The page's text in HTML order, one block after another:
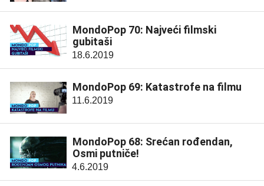
MondoPop 70: Najveći filmski
gubitaši
18.6.2019
MondoPop 69: Katastrofe na filmu
11.6.2019
MondoPop 68: Srećan rođendan,
Osmi putniče!
4.6.2019